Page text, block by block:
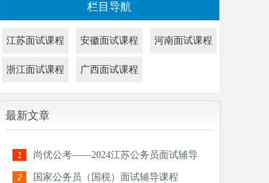
栏目导航
江苏面试课程 安徽面试课程 河南面试课程
浙江面试课程 广西面试课程
最新文章
1
尚优公考——2024江苏公务员面试辅导
课程
2 国家公务员（国税）面试辅导课程